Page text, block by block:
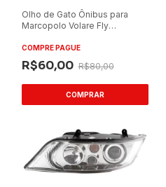
Olho de Gato Ônibus para
Marcopolo Volare Fly
COMPRE PAGUE
R$60,00 R$80,00